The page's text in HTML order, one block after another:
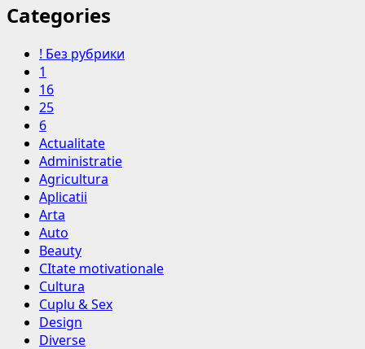
Categories
! Без рубрики
1
16
25
6
Actualitate
Administratie
Agricultura
Aplicatii
Arta
Auto
Beauty
CItate motivationale
Cultura
Cuplu & Sex
Design
Diverse